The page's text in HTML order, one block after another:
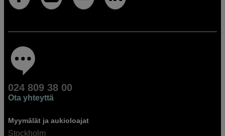
024 809 38 00
Ota yhteyttä
Myymälät ja aukioloajat
Stockholm